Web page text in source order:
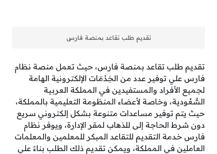
تقديم طلب تقاعد بمنصة فارس
تقديم طلب تقاعد بمنصة فارس، حيث تعمل منصة نظام
فارس علي توفير عدد من الخِدْمَات الإلكترونية الهامة
لجميع الأفراد والمستفيدين في المملكة العربية
السُّعُودية، وخاصة لأعضاء المنظومة التعليمية بالمملكة،
حيث يتم توفير مساعدات متنوعة بشكل إلكتروني سريع
دون شرط الحاجة إلى للذهاب لمقر الإدارة، ويوفر نظام
فارس خدمة التقديم للتقاعد المبكر للمعلمين والمعلمات
العاملين في المملكة، ويمكن تقديم ذلك الطلب بناءً علي